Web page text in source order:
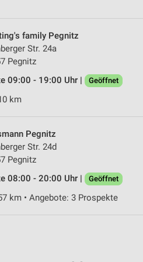
family Pegnitz
Str. 24a
Pegnitz
09:00 - 19:00 Uhr |
Geöffnet
km
Pegnitz
Str. 24d
Pegnitz
08:00 - 20:00 Uhr |
Geöffnet
km • Angebote: 3 Prospekte